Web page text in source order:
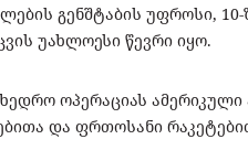
გენშტაბის უფროსი,
უახლოესი წევრი იყო.
ოპერაციას
და ფრთოსანი